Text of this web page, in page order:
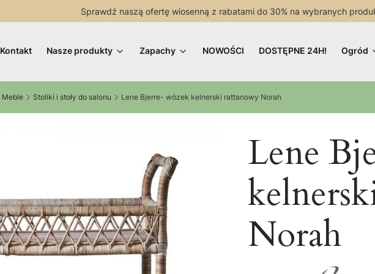
Sprawdź naszą ofertę wiosenną z rabatami do 30% na wybranych
Kontakt Nasze produkty Zapachy NOWOŚCI DOSTĘPNE 24H! Ogród
Meble Stoliki i stoły do salonu Lene Bjerre- wózek kelnerski rattanowy Norah
Lene
Norah